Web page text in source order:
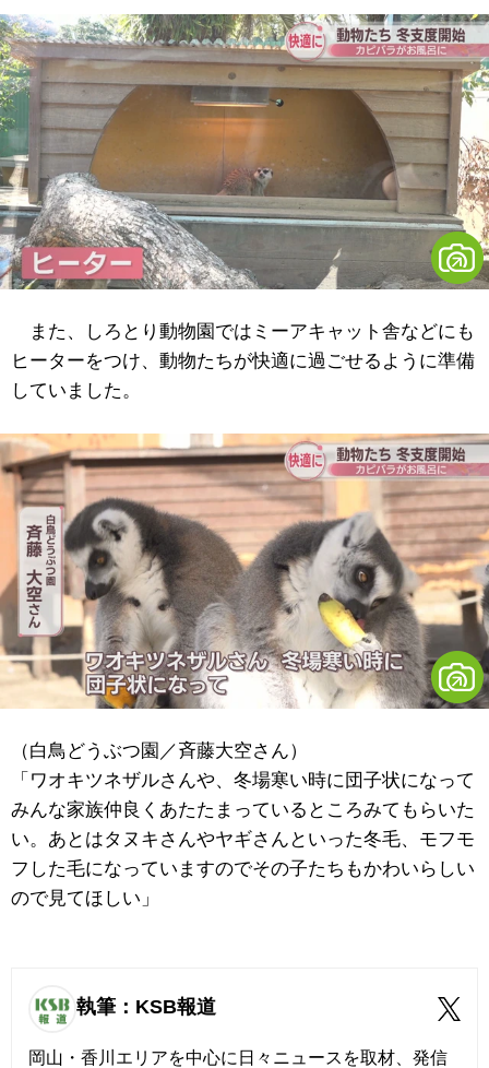
また、しろとり動物園ではミーアキャット舎などにも
ヒーターをつけ、動物たちが快適に過ごせるように準備
していました。
（白鳥どうぶつ園／斉藤大空さん）
「ワオキツネザルさんや、冬場寒い時に団子状になって
みんな家族仲良くあたたまっているところみてもらいた
い。あとはタヌキさんやヤギさんといった冬毛、モフモ
フした毛になっていますのでその子たちもかわいらしい
ので見てほしい」
執筆：KSB報道
岡山・香川エリアを中心に日々ニュースを取材、発信